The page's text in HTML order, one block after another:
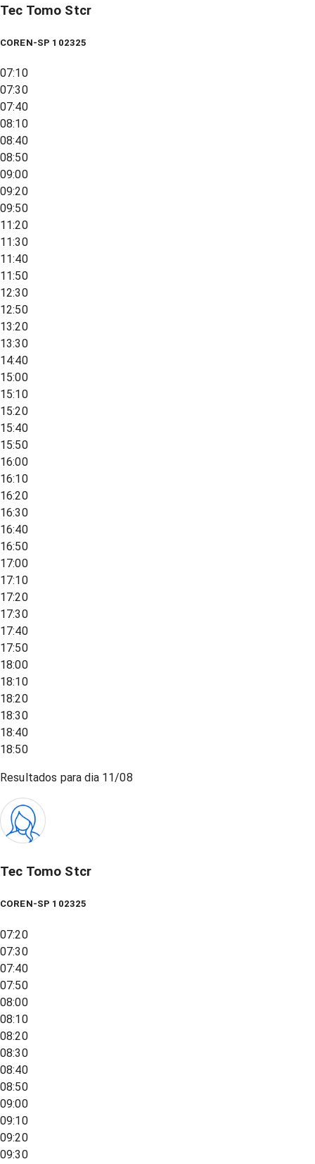
Tec Tomo Stcr
COREN-SP 102325
07:10
07:30
07:40
08:10
08:40
08:50
09:00
09:20
09:50
11:20
11:30
11:40
11:50
12:30
12:50
13:20
13:30
14:40
15:00
15:10
15:20
15:40
15:50
16:00
16:10
16:20
16:30
16:40
16:50
17:00
17:10
17:20
17:30
17:40
17:50
18:00
18:10
18:20
18:30
18:40
18:50
Resultados para dia 11/08
Tec Tomo Stcr
COREN-SP 102325
07:20
07:30
07:40
07:50
08:00
08:10
08:20
08:30
08:40
08:50
09:00
09:10
09:20
09:30